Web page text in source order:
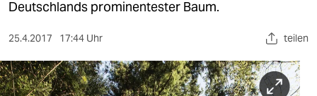
sport
Deutschlands prominentester Baum.
25.4.2017 17:44 Uhr teilen